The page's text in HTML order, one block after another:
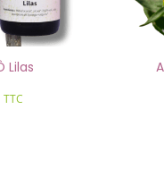
Lilas
TTC